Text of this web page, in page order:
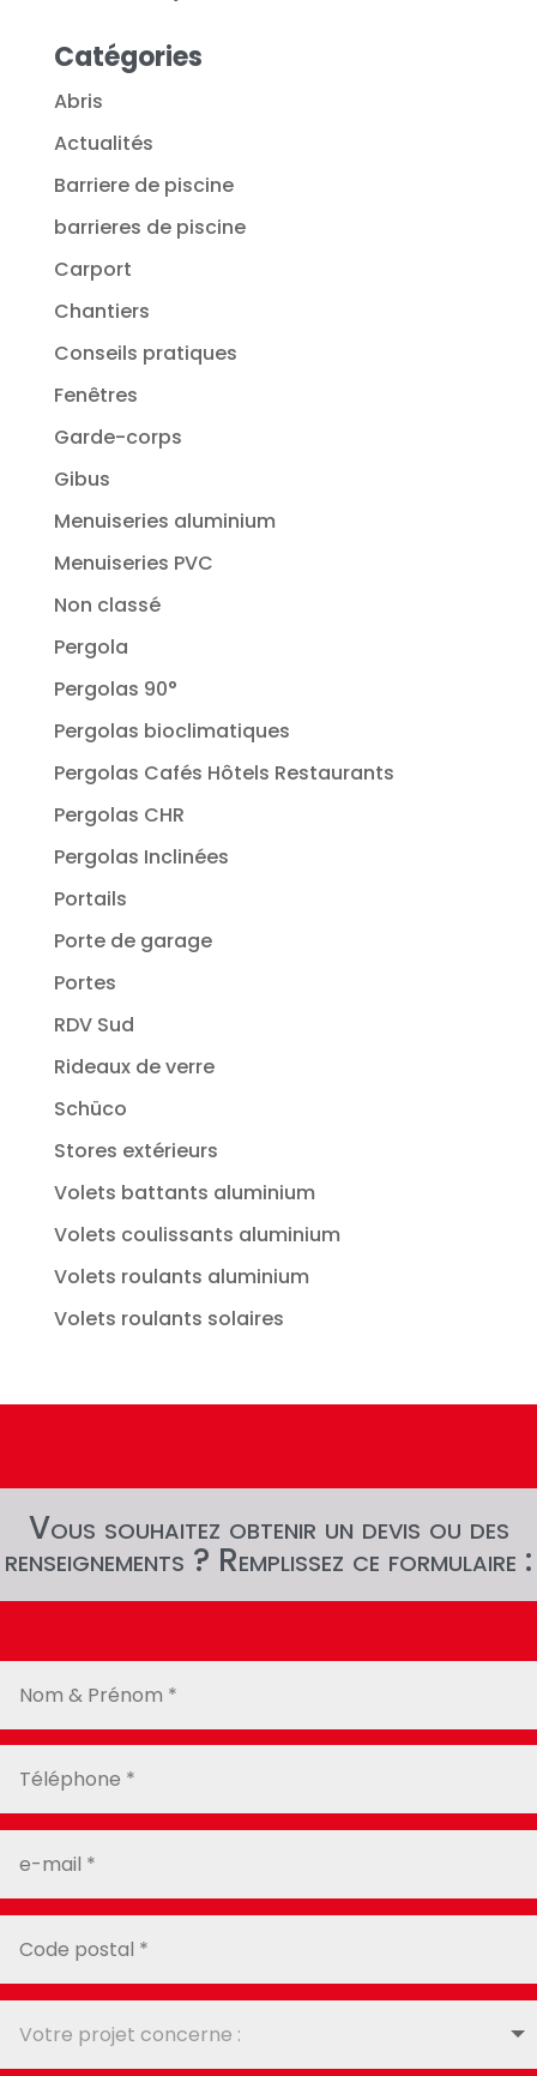
Catégories
Abris
Actualités
Barriere de piscine
barrieres de piscine
Carport
Chantiers
Conseils pratiques
Fenêtres
Garde-corps
Gibus
Menuiseries aluminium
Menuiseries PVC
Non classé
Pergola
Pergolas 90°
Pergolas bioclimatiques
Pergolas Cafés Hôtels Restaurants
Pergolas CHR
Pergolas Inclinées
Portails
Porte de garage
Portes
RDV Sud
Rideaux de verre
Schüco
Stores extérieurs
Volets battants aluminium
Volets coulissants aluminium
Volets roulants aluminium
Volets roulants solaires
Vous souhaitez obtenir un devis ou des
renseignements ? Remplissez ce formulaire :